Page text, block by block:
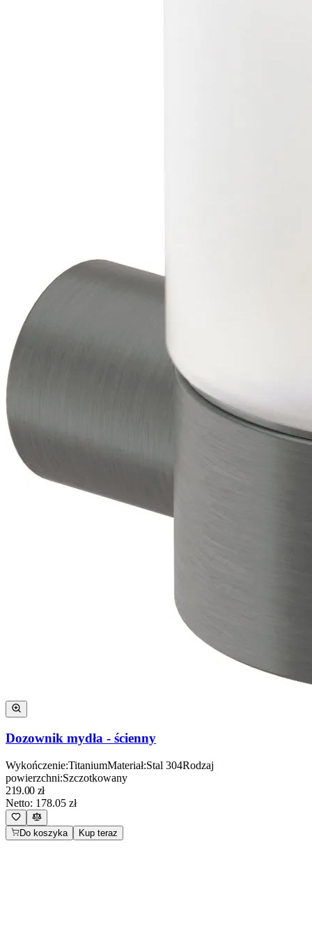
Dozownik mydła - ścienny
Wykończenie:TitaniumMateriał:Stal 304Rodzaj
powierzchni:Szczotkowany
219.00 zł
Netto: 178.05 zł
Do koszyka Kup teraz